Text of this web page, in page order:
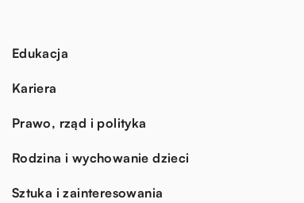
Edukacja
Kariera
Prawo, rząd i polityka
Rodzina i wychowanie dzieci
Sztuka i zainteresowania